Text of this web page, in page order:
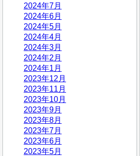
2024年7月
2024年6月
2024年5月
2024年4月
2024年3月
2024年2月
2024年1月
2023年12月
2023年11月
2023年10月
2023年9月
2023年8月
2023年7月
2023年6月
2023年5月